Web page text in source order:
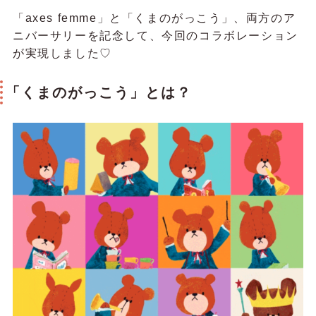
「axes femme」と「くまのがっこう」、両方のア
ニバーサリーを記念して、今回のコラボレーション
が実現しました♡
「くまのがっこう」とは？